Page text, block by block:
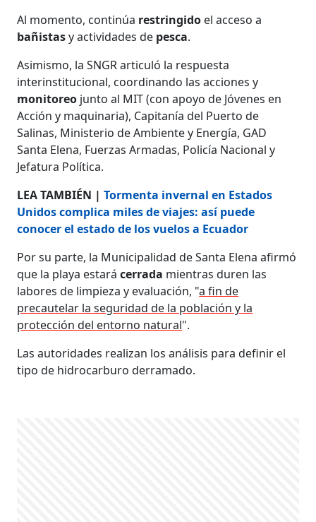
Al momento, continúa restringido el acceso a
bañistasy actividades de pesca.
Asimismo, la SNGR articuló la respuesta
interinstitucional, coordinando las acciones y
monitoreo junto al MIT (con apoyo de Jóvenes en
Acción y maquinaria), Capitanía del Puerto de
Salinas, Ministerio de Ambiente y Energía, GAD
Santa Elena, Fuerzas Armadas, Policía Nacional y
Jefatura Política.
LEA TAMBIÉN |Tormenta invernal en Estados
Unidos complica miles de viajes: así puede
conocer el estado de los vuelos a Ecuador
Por su parte, la Municipalidad de Santa Elena afirmó
que la playa estarácerrada mientras duren las
labores de limpieza y evaluación, "a fin de
precautelar la seguridad de la población y la
protección del entorno natural".
Las autoridades realizan los análisis para definir el
tipo de hidrocarburo derramado.